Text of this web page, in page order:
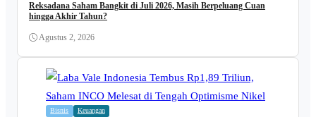
Reksadana Saham Bangkit di Juli 2026, Masih Berpeluang Cuan
hingga Akhir Tahun?
Agustus 2, 2026
Bisnis Keuangan